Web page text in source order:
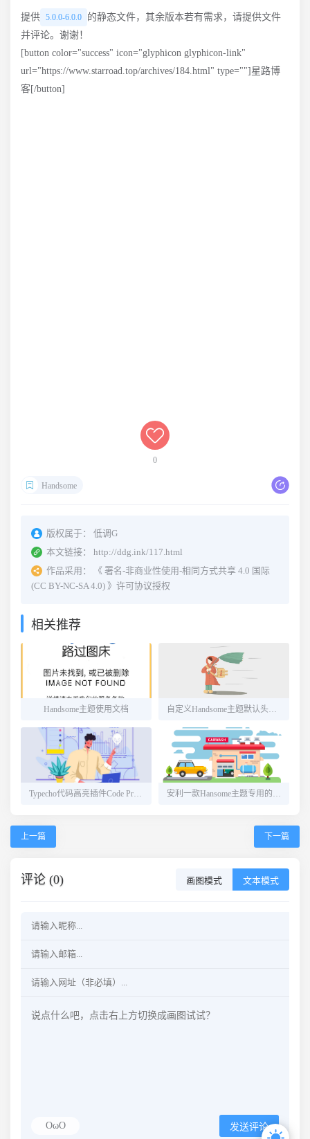
提供 5.0.0-6.0.0
的静态文件，其余版本若有需求，请提供文件
并评论。谢谢！
[button color="success" icon="glyphicon glyphicon-link"
url="https://www.starroad.top/archives/184.html" type=""]星路博
客[/button]
0
Handsome
版权属于：
低调G
本文链接：
http://ddg.ink/117.html
作品采用：
《 署名-非商业性使用-相同方式共享 4.0 国际
(CC BY-NC-SA 4.0) 》许可协议授权
相关推荐
Handsome主题使用文档 自定义Handsome主题默认头图（支持多站点）
Typecho代码高亮插件Code Prettify 安利一款Hansome主题专用的UserAgent插件
上一篇 下一篇
评论 (0) 画图模式 文本模式
OωO 发送评论